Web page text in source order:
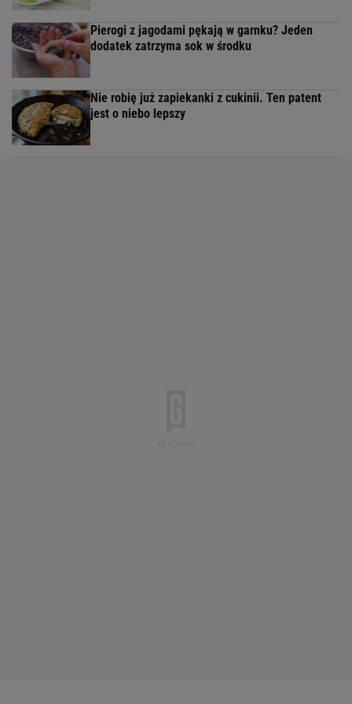
Pierogi z jagodami pękają w garnku? Jeden
dodatek zatrzyma sok w środku
Nie robię już zapiekanki z cukinii. Ten patent
jest o niebo lepszy